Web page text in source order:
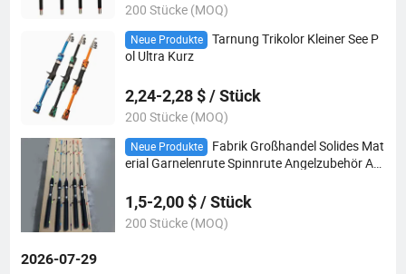
200 Stücke (MOQ)
Neue Produkte
Tarnung Trikolor Kleiner See P
ol Ultra Kurz
2,24-2,28 $ / Stück
200 Stücke (MOQ)
Neue Produkte
Fabrik Großhandel Solides Mat
erial Garnelenrute Spinnrute Angelzubehör An
1,5-2,00 $ / Stück
200 Stücke (MOQ)
2026-07-29